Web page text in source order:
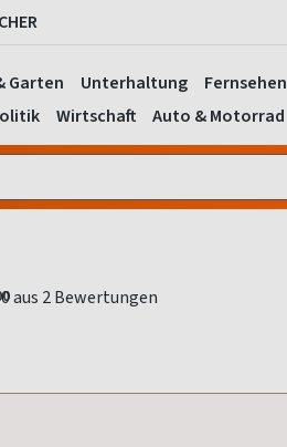
Garten Unterhaltung Fernsehen
Wirtschaft Auto & Motorrad